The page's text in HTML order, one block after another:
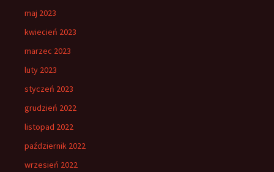
maj 2023
kwiecień 2023
marzec 2023
luty 2023
styczeń 2023
grudzień 2022
listopad 2022
październik 2022
wrzesień 2022